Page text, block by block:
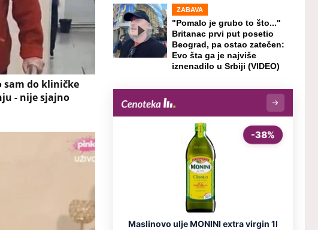
sam do kliničke
- nije sjajno
ZABAVA
"Pomalo je grubo to što..."
Britanac prvi put posetio
Beograd, pa ostao zatečen:
Evo šta ga je najviše
iznenadilo u Srbiji (VIDEO)